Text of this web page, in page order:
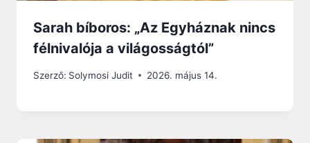
Sarah bíboros: „Az Egyháznak nincs
félnivalója a világosságtól”
Szerző: Solymosi Judit 2026. május 14.